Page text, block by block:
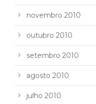
novembro 2010
outubro 2010
setembro 2010
agosto 2010
julho 2010